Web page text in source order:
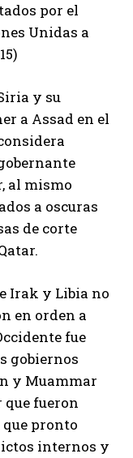
por el
Unidas a
y su
a Assad en el
al mismo
a oscuras
de corte
Irak y Libia no
en orden a
fue
gobiernos
y Muammar
que fueron
que pronto
internos y